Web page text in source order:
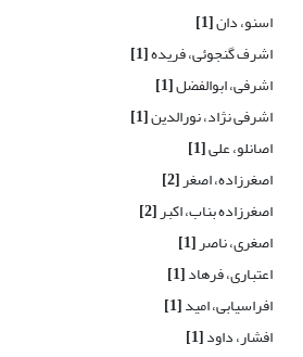
اسنو، دان[1]
اشرف گنجوئی، فریده[1]
اشرفی، ابوالفضل[1]
اشرفی نژاد، نورالدین[1]
اصانلو، علی[1]
اصغرزاده، اصغر[2]
اصغرزاده بناب، اکبر[2]
اصغری، ناصر[1]
اعتباری، فرهاد[1]
افراسیابی، امید[1]
افشار، داود[1]